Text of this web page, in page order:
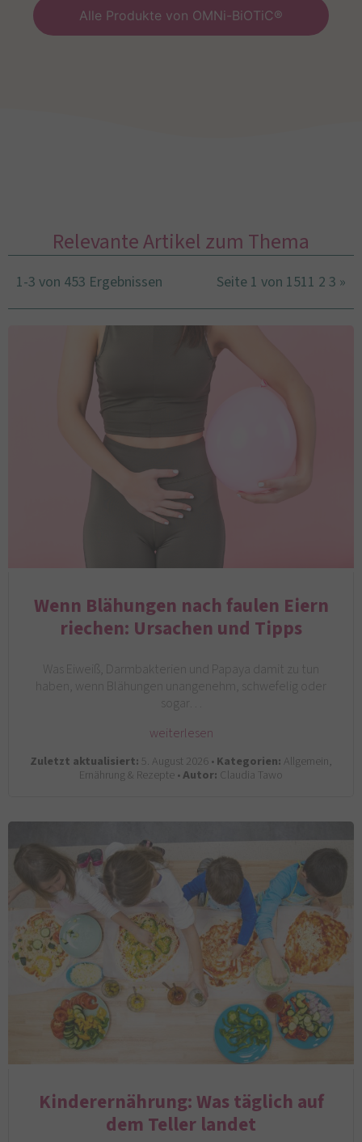
Alle Produkte von OMNi-BiOTiC®
Relevante Artikel zum Thema
1-3 von 453 Ergebnissen Seite 1 von 1511 2 3 »
Wenn Blähungen nach faulen Eiern
riechen: Ursachen und Tipps
Was Eiweiß, Darmbakterien und Papaya damit zu tun
haben, wenn Blähungen unangenehm, schwefelig oder
sogar…
weiterlesen
Zuletzt aktualisiert: 5. August 2026 •Kategorien: Allgemein,
Ernährung & Rezepte •Autor: Claudia Tawo
Kinderernährung: Was täglich auf
dem Teller landet